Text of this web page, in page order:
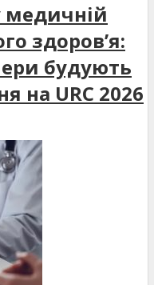
медичній
здоров’я:
будують
на URC 2026